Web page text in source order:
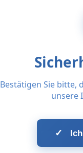
Bestätigen Sie bitte,
unsere
✓